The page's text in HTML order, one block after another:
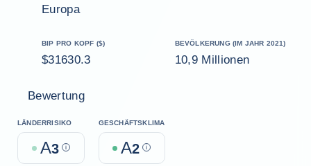
Europa
BIP PRO KOPF ($)
$31630.3
BEVÖLKERUNG (IM JAHR 2021)
10,9 Millionen
Bewertung
LÄNDERRISIKO
A3 Help
GESCHÄFTSKLIMA
A2 Help